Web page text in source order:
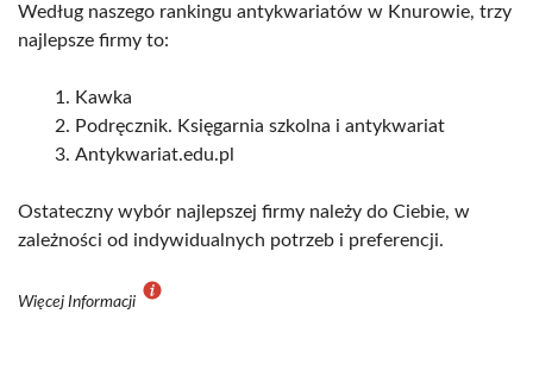
Według naszego rankingu antykwariatów w Knurowie, trzy
najlepsze firmy to:
Kawka
Podręcznik. Księgarnia szkolna i antykwariat
Antykwariat.edu.pl
Ostateczny wybór najlepszej firmy należy do Ciebie, w
zależności od indywidualnych potrzeb i preferencji.
Więcej Informacji